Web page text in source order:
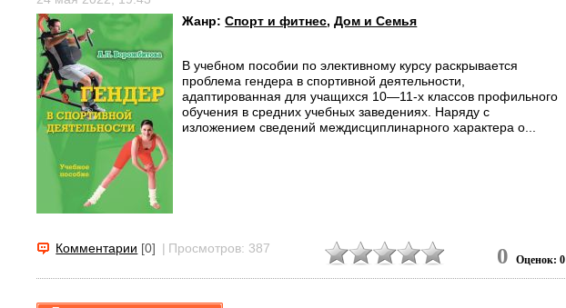
Жанр:Спорт и фитнес,Дом и Семья
В учебном пособии по элективному курсу раскрывается
проблема гендера в спортивной деятельности,
адаптированная для учащихся 10—11-х классов профильного
обучения в средних учебных заведениях. Наряду с
изложением сведений междисциплинарного характера о...
Комментарии [0] | Просмотров: 387 0 Оценок: 0